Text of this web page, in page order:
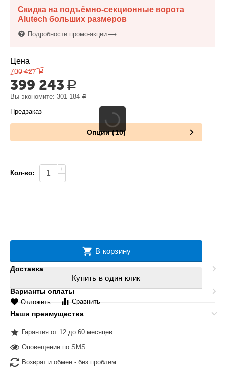
Скидка на подъёмно-секционные ворота
Alutech больших размеров
Подробности промо-акции
Цена
700 427 Р
399 243 Р
Вы экономите:301 184 Р
Предзаказ
Опции (10)
Кол-во:
+
−
В корзину
Купить в один клик
Отложить Сравнить
Доставка
Варианты оплаты
Наши преимущества
Гарантия от 12 до 60 месяцев
Оповещение по SMS
Возврат и обмен - без проблем